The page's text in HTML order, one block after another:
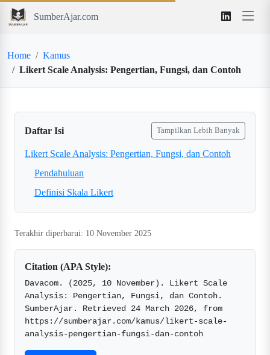
SumberAjar.com
Home
Kamus
Likert Scale Analysis: Pengertian, Fungsi, dan Contoh
Daftar Isi Tampilkan Lebih Banyak
Likert Scale Analysis: Pengertian, Fungsi, dan Contoh
Pendahuluan
Definisi Skala Likert
Terakhir diperbarui: 10 November 2025
Citation (APA Style):
Davacom. (2025, 10 November). Likert Scale
Analysis: Pengertian, Fungsi, dan Contoh.
SumberAjar. Retrieved 24 March 2026, from
https://sumberajar.com/kamus/likert-scale-
analysis-pengertian-fungsi-dan-contoh